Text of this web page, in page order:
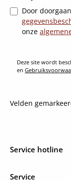
Door
onze
Deze site wordt
en
Velden
Service hotline
Service